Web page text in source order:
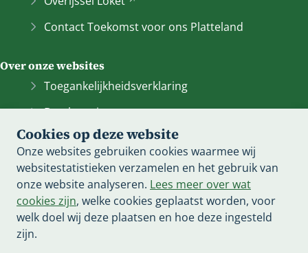
Cookies op deze website
Onze websites gebruiken cookies waarmee wij
websitestatistieken verzamelen en het gebruik van
onze website analyseren. Lees meer over wat
cookies zijn, welke cookies geplaatst worden, voor
welk doel wij deze plaatsen en hoe deze ingesteld
zijn.
a
e
n
a
e
r
e
w
e
b
een
Contact Toekomst voor ons Platteland
Over onze websites
Toegankelijkheidsverklaring
Bescherming persoonsgegevens
Informatiebeveiliging
Cookieverklaring
Proclaimer
Archief van dezewebsite
(Verwijst